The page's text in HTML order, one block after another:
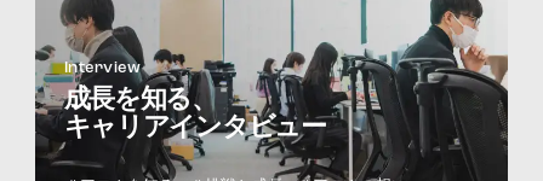
Interview
成長を知る、
キャリアインタビュー